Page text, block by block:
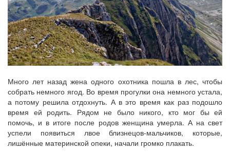
Много лет назад жена одного охотника пошла в лес, чтобы
собрать немного ягод. Во время прогулки она немного устала,
а потому решила отдохнуть. А в это время как раз подошло
время ей родить. Рядом не было никого, кто мог бы ей
помочь, и в итоге после родов женщина умерла. А на свет
успели появиться лвое близнецов-мальчиков, которые,
лишённые материнской опеки, начали громко плакать.